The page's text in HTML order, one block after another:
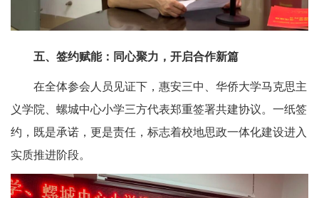
五、签约赋能：同心聚力，开启合作新篇
在全体参会人员见证下，惠安三中、华侨大学马克思主
义学院、螺城中心小学三方代表郑重签署共建协议。一纸签
约，既是承诺，更是责任，标志着校地思政一体化建设进入
实质推进阶段。